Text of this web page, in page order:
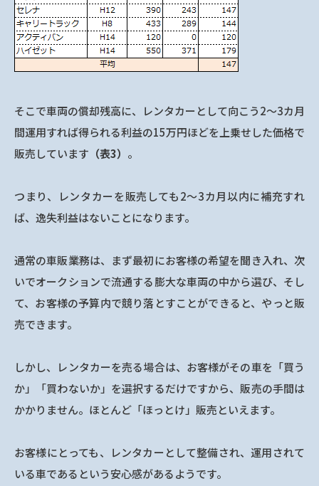
そこで車両の償却残高に、レンタカーとして向こう2～3カ月
間運用すれば得られる利益の15万円ほどを上乗せした価格で
販売しています （表3） 。
つまり、レンタカーを販売しても2～3カ月以内に補充すれ
ば、逸失利益はないことになります。
通常の車販業務は、まず最初にお客様の希望を聞き入れ、次
いでオークションで流通する膨大な車両の中から選び、そし
て、お客様の予算内で競り落とすことができると、やっと販
売できます。
しかし、レンタカーを売る場合は、お客様がその車を「買う
か」「買わないか」を選択するだけですから、販売の手間は
かかりません。ほとんど「ほっとけ」販売といえます。
お客様にとっても、レンタカーとして整備され、運用されて
いる車であるという安心感があるようです。